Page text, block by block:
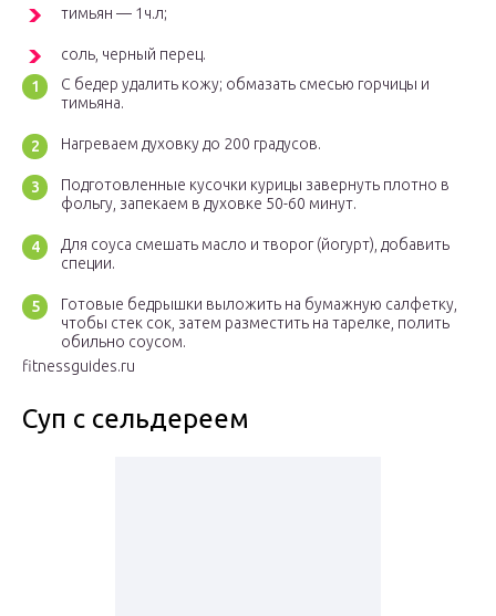
тимьян — 1ч.л;
соль, черный перец.
С бедер удалить кожу; обмазать смесью горчицы и
тимьяна.
Нагреваем духовку до 200 градусов.
Подготовленные кусочки курицы завернуть плотно в
фольгу, запекаем в духовке 50-60 минут.
Для соуса смешать масло и творог (йогурт), добавить
специи.
Готовые бедрышки выложить на бумажную салфетку,
чтобы стек сок, затем разместить на тарелке, полить
обильно соусом.
fitnessguides.ru
Суп с сельдереем